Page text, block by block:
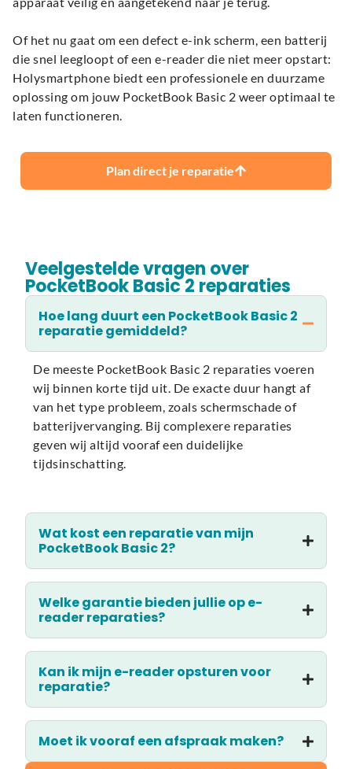
Of het nu gaat om een defect e-ink scherm, een batterij
die snel leegloopt of een e-reader die niet meer opstart:
Holysmartphone biedt een professionele en duurzame
oplossing om jouw PocketBook Basic 2 weer optimaal te
laten functioneren.
Plan direct je reparatie
Veelgestelde vragen over
PocketBook Basic 2 reparaties
Hoe lang duurt een PocketBook Basic 2
reparatie gemiddeld?
De meeste PocketBook Basic 2 reparaties voeren
wij binnen korte tijd uit. De exacte duur hangt af
van het type probleem, zoals schermschade of
batterijvervanging. Bij complexere reparaties
geven wij altijd vooraf een duidelijke
tijdsinschatting.
Wat kost een reparatie van mijn
PocketBook Basic 2?
Welke garantie bieden jullie op e-
reader reparaties?
Kan ik mijn e-reader opsturen voor
reparatie?
Moet ik vooraf een afspraak maken?